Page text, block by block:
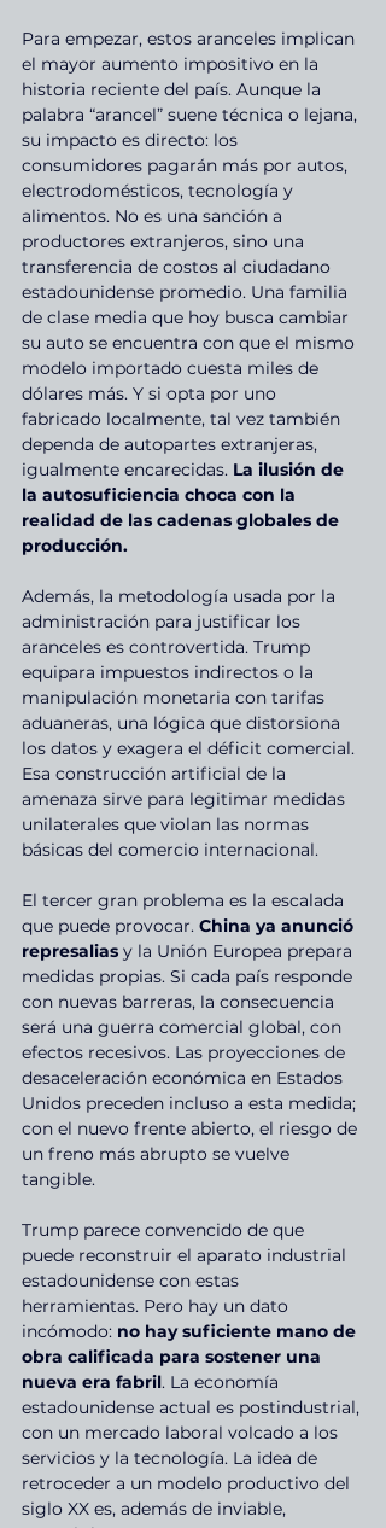
Para empezar, estos aranceles implican
el mayor aumento impositivo en la
historia reciente del país. Aunque la
palabra “arancel” suene técnica o lejana,
su impacto es directo: los
consumidores pagarán más por autos,
electrodomésticos, tecnología y
alimentos. No es una sanción a
productores extranjeros, sino una
transferencia de costos al ciudadano
estadounidense promedio. Una familia
de clase media que hoy busca cambiar
su auto se encuentra con que el mismo
modelo importado cuesta miles de
dólares más. Y si opta por uno
fabricado localmente, tal vez también
dependa de autopartes extranjeras,
igualmente encarecidas. La ilusión de
la autosuficiencia choca con la
realidad de las cadenas globales de
producción.
Además, la metodología usada por la
administración para justificar los
aranceles es controvertida. Trump
equipara impuestos indirectos o la
manipulación monetaria con tarifas
aduaneras, una lógica que distorsiona
los datos y exagera el déficit comercial.
Esa construcción artificial de la
amenaza sirve para legitimar medidas
unilaterales que violan las normas
básicas del comercio internacional.
El tercer gran problema es la escalada
que puede provocar. China ya anunció
represalias y la Unión Europea prepara
medidas propias. Si cada país responde
con nuevas barreras, la consecuencia
será una guerra comercial global, con
efectos recesivos. Las proyecciones de
desaceleración económica en Estados
Unidos preceden incluso a esta medida;
con el nuevo frente abierto, el riesgo de
un freno más abrupto se vuelve
tangible.
Trump parece convencido de que
puede reconstruir el aparato industrial
estadounidense con estas
herramientas. Pero hay un dato
incómodo: no hay suficiente mano de
obra calificada para sostener una
nueva era fabril. La economía
estadounidense actual es postindustrial,
con un mercado laboral volcado a los
servicios y la tecnología. La idea de
retroceder a un modelo productivo del
siglo XX es, además de inviable,